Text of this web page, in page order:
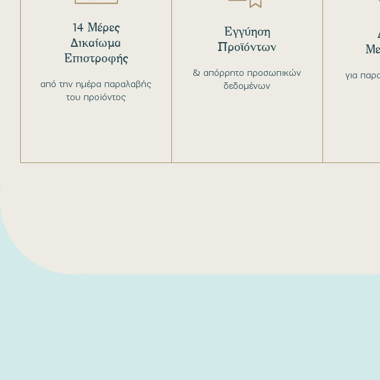
από την ημέρα παραλαβής
του προϊόντος
14 Μέρες
Δικαίωμα
Επιστροφής
& απόρρητο προσωπικών
δεδομένων
Εγγύηση
Προϊόντων
για